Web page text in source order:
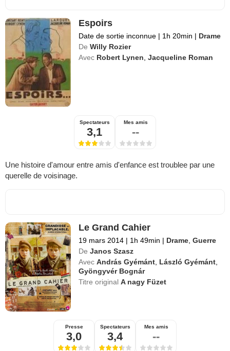
Espoirs
Date de sortie inconnue | 1h 20min | Drame
De Willy Rozier
Avec Robert Lynen ,Jacqueline Roman
Spectateurs
3,1
Mes amis
--
Une histoire d'amour entre amis d'enfance est troublee par une
querelle de voisinage.
Le Grand Cahier
19 mars 2014 | 1h 49min | Drame ,Guerre
De Janos Szasz
Avec András Gyémánt László Gyémánt
Gyöngyvér Bognár
Titre originalA nagy Füzet
Presse
3,0
Spectateurs
3,4
Mes amis
--